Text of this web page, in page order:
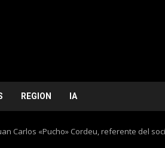
REGION IA
Carlos «Pucho» Cordeu, referente del